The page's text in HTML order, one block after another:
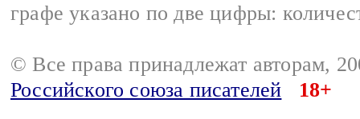
графе указано по две цифры:
© Все права принадлежат авторам,
Российского союза писателей
18+